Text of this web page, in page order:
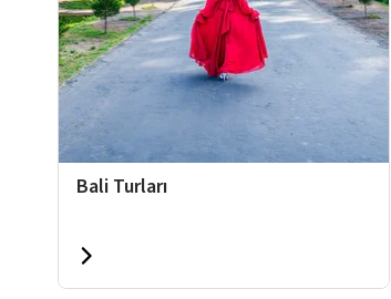
Bali Turları